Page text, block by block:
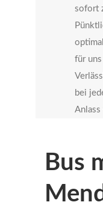
sofort
für
bei
Anlass
Bus